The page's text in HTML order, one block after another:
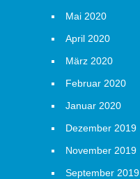
Mai 2020
April 2020
März 2020
Februar 2020
Januar 2020
Dezember 2019
November 2019
September 2019